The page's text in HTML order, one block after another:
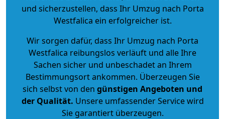
und sicherzustellen, dass Ihr Umzug nach Porta
Westfalica ein erfolgreicher ist.
Wir sorgen dafür, dass Ihr Umzug nach Porta
Westfalica reibungslos verläuft und alle Ihre
Sachen sicher und unbeschadet an Ihrem
Bestimmungsort ankommen. Überzeugen Sie
sich selbst von den günstigen Angeboten und
der Qualität. Unsere umfassender Service wird
Sie garantiert überzeugen.